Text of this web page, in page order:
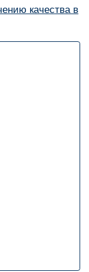
качества в